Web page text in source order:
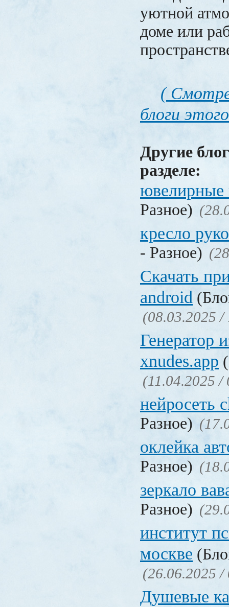
уютной
доме или
(
блоги
Другие
разделе:
ювелирные
Разное)
кресло
- Разное)
Скачать
android
(08.03.2025 /
Генератор
xnudes.app
(11.04.2025 /
нейросеть
Разное)
оклейка
Разное)
зеркало
Разное)
институт
москве
(26.06.2025 /
Душевые